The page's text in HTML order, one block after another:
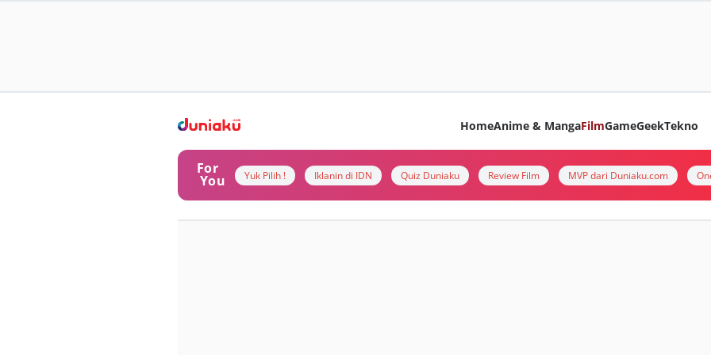
HomeAnime & MangaFilmGameGeekTekno
For
You Yuk Pilih ! Iklanin di IDN Quiz Duniaku Review Film MVP dari Duniaku.com